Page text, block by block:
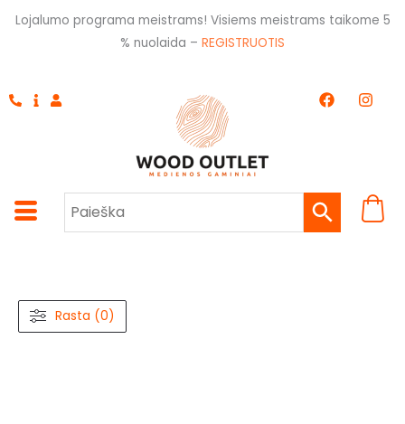
Pereiti
Lojalumo programa meistrams! Visiems meistrams taikome 5
% nuolaida – REGISTRUOTIS
F
a
k
I
n
a
m
Rasta (0)